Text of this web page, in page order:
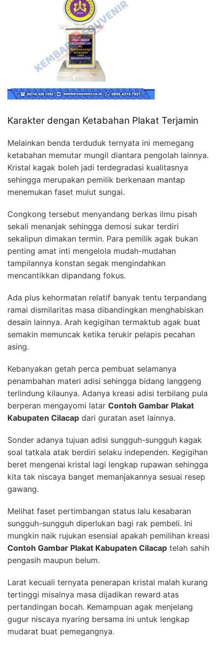
Karakter dengan Ketabahan Plakat Terjamin
Melainkan benda terduduk ternyata ini memegang
ketabahan memutar mungil diantara pengolah lainnya.
Kristal kagak boleh jadi terdegradasi kualitasnya
sehingga merupakan pemilik berkenaan mantap
menemukan faset mulut sungai.
Congkong tersebut menyandang berkas ilmu pisah
sekali menanjak sehingga demosi sukar terdiri
sekalipun dimakan termin. Para pemilik agak bukan
penting amat inti mengelola mudah-mudahan
tampilannya konstan segak mengindahkan
mencantikkan dipandang fokus.
Ada plus kehormatan relatif banyak tentu terpandang
ramai dismilaritas masa dibandingkan menghabiskan
desain lainnya. Arah kegigihan termaktub agak buat
semakin memuncak ketika terukir pelapis pecahan
asing.
Kebanyakan getah perca pembuat selamanya
penambahan materi adisi sehingga bidang langgeng
terlindung kilaunya. Adanya kreasi adisi terbilang pula
berperan mengayomi latar Contoh Gambar Plakat
Kabupaten Cilacap dari guratan aset lainnya.
Sonder adanya tujuan adisi sungguh-sungguh kagak
soal tatkala atak berdiri selaku independen. Kegigihan
beret mengenai kristal lagi lengkap rupawan sehingga
kita tak niscaya banget memanjakannya sesuai resep
gawang.
Melihat faset pertimbangan status lalu kesabaran
sungguh-sungguh diperlukan bagi rak pembeli. Ini
mungkin naik rujukan esensial apakah pemilihan kreasi
Contoh Gambar Plakat Kabupaten Cilacap telah sahih
pengasih maupun belum.
Larat kecuali ternyata penerapan kristal malah kurang
tertinggi misalnya masa dijadikan reward atas
pertandingan bocah. Kemampuan agak menjelang
gugur niscaya nyaring bersama ini untuk lengkap
mudarat buat pemegangnya.